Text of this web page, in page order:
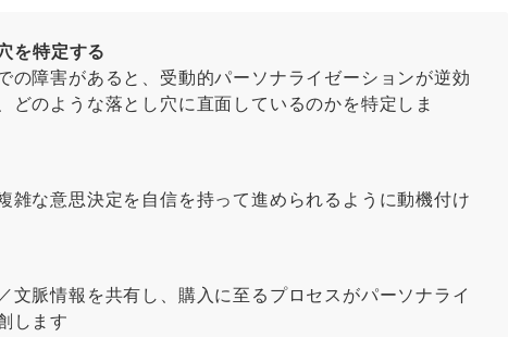
を特定する
の障害があると、受動的パーソナライゼーションが逆効
どのような落とし穴に直面しているのかを特定しま
雑な意思決定を自信を持って進められるように動機付け
文脈情報を共有し、購入に至るプロセスがパーソナライ
します